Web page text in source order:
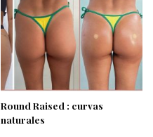
Round Raised : curvas
naturales